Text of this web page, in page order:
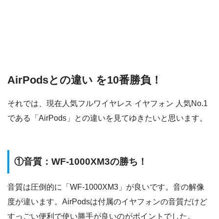
AirPodsとの違い を10番勝負！
それでは、現在人気フルワイヤレス イヤフォン 人気No.1
である「AirPods」との違いを見てゆきたいと思います。
①音質：WF-1000XM3の勝ち！
音質は圧倒的に「WF-1000XM3」が良いです。音の解像
度が違います。AirPodsは付属のイヤフォンの音質だけど
すっごい便利で使い勝手が良いのがポイントでした。